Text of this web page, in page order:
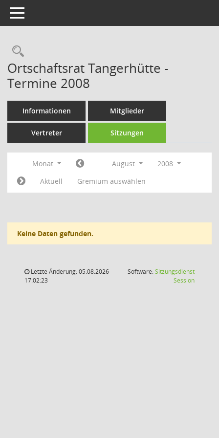
Toggle navigation
Rechercheauswahl
Ortschaftsrat Tangerhütte -
Termine 2008
Informationen Mitglieder
Vertreter Sitzungen
Monat August
2008
Aktuell
Gremium auswählen
Keine Daten gefunden.
Letzte Änderung: 05.08.2026
17:02:23
Software:Sitzungsdienst
Session(Wird in